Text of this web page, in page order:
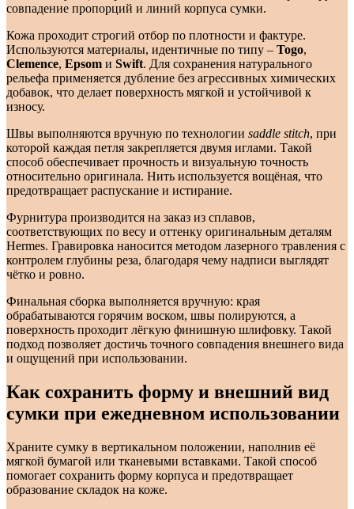
совпадение пропорций и линий корпуса сумки.
Кожа проходит строгий отбор по плотности и фактуре.
Используются материалы, идентичные по типу – Togo,
Clemence, Epsom и Swift. Для сохранения натурального
рельефа применяется дубление без агрессивных химических
добавок, что делает поверхность мягкой и устойчивой к
износу.
Швы выполняются вручную по технологии saddle stitch, при
которой каждая петля закрепляется двумя иглами. Такой
способ обеспечивает прочность и визуальную точность
относительно оригинала. Нить используется вощёная, что
предотвращает распускание и истирание.
Фурнитура производится на заказ из сплавов,
соответствующих по весу и оттенку оригинальным деталям
Hermes. Гравировка наносится методом лазерного травления с
контролем глубины реза, благодаря чему надписи выглядят
чётко и ровно.
Финальная сборка выполняется вручную: края
обрабатываются горячим воском, швы полируются, а
поверхность проходит лёгкую финишную шлифовку. Такой
подход позволяет достичь точного совпадения внешнего вида
и ощущений при использовании.
Как сохранить форму и внешний вид
сумки при ежедневном использовании
Храните сумку в вертикальном положении, наполнив её
мягкой бумагой или тканевыми вставками. Такой способ
помогает сохранить форму корпуса и предотвращает
образование складок на коже.